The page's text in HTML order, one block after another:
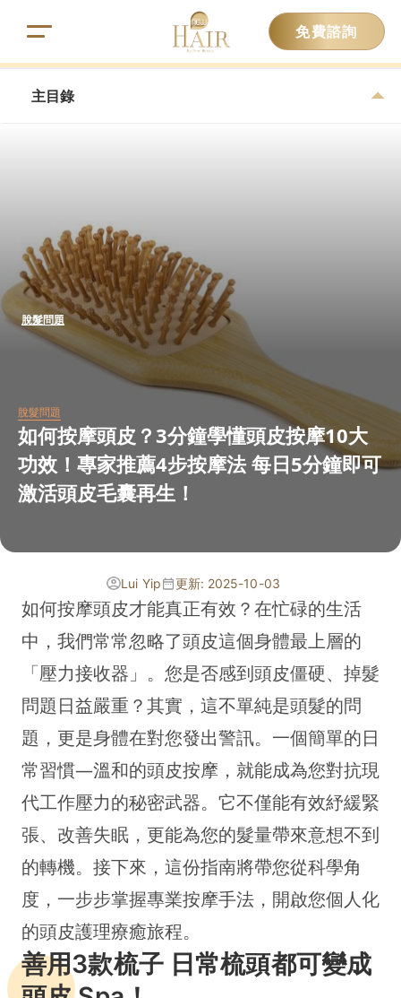
免費諮詢
主目錄
脫髮問題
脫髮問題
如何按摩頭皮？3分鐘學懂頭皮按摩10大
功效！專家推薦4步按摩法 每日5分鐘即可
激活頭皮毛囊再生！
Lui Yip 更新: 2025-10-03
如何按摩頭皮才能真正有效？在忙碌的生活
中，我們常常忽略了頭皮這個身體最上層的
「壓力接收器」。您是否感到頭皮僵硬、掉髮
問題日益嚴重？其實，這不單純是頭髮的問
題，更是身體在對您發出警訊。一個簡單的日
常習慣—溫和的頭皮按摩，就能成為您對抗現
代工作壓力的秘密武器。它不僅能有效紓緩緊
張、改善失眠，更能為您的髮量帶來意想不到
的轉機。接下來，這份指南將帶您從科學角
度，一步步掌握專業按摩手法，開啟您個人化
的頭皮護理療癒旅程。
善用3款梳子 日常梳頭都可變成